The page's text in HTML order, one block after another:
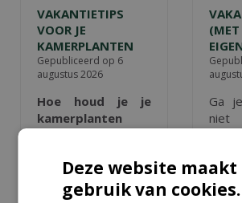
VAKANTIETIPS
VOOR JE
KAMERPLANTEN
Gepubliceerd op 6
augustus 2026
Hoe houd je je
kamerplanten
geven tips!
Lees meer...
Ga
niet
Deze website maakt
gebruik van cookies.